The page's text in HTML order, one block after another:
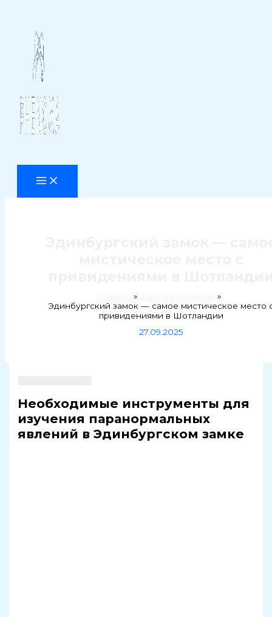
Главная
Загадки времени
Эдинбургский замок — самое мистическое место
привидениями в Шотландии
27.09.2025
Необходимые инструменты для
изучения паранормальных
явлений в Эдинбургском замке